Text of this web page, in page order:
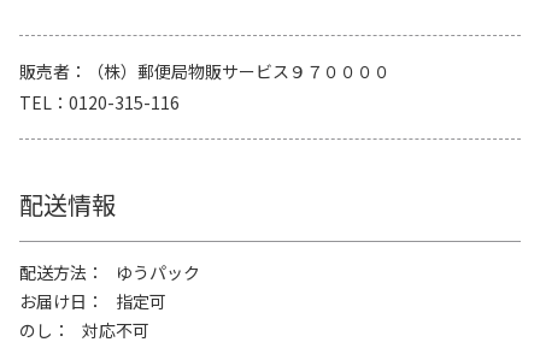
販売者
（株）郵便局物販サービス９７００００
TEL
0120-315-116
配送情報
配送方法
ゆうパック
お届け日
指定可
のし
対応不可